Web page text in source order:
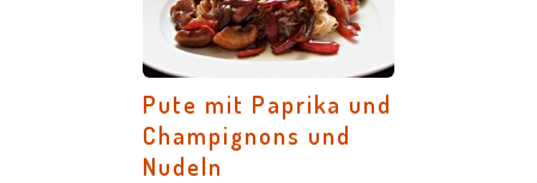
Pute mit Paprika und
Champignons und
Nudeln